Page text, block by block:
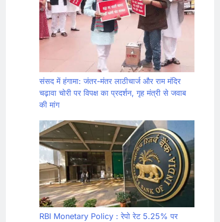
संसद में हंगामा: जंतर-मंतर लाठीचार्ज और राम मंदिर
चढ़ावा चोरी पर विपक्ष का प्रदर्शन, गृह मंत्री से जवाब
की मांग
RBI Monetary Policy : रेपो रेट 5.25% पर